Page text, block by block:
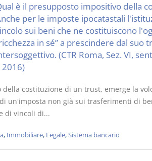
è il presupposto impositivo della
per le imposte ipocatastali
sui beni che ne costituiscono
in sé” a prescindere dal suo
(CTR Roma, Sez. VI,
della costituzione di un trust, emerge la
un'imposta non già sui trasferimenti di
di vincoli di...
, Immobiliare, Legale,Sistema bancario